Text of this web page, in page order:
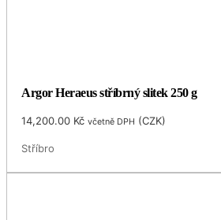
Argor Heraeus stříbrný slitek 250 g
14,200.00 Kč včetně DPH (CZK)
Stříbro